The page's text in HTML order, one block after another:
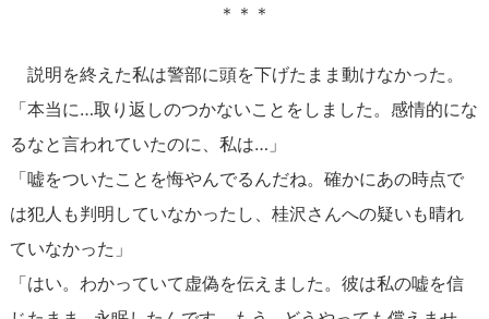
＊＊＊
説明を終えた私は警部に頭を下げたまま動けなかった。
「本当に…取り返しのつかないことをしました。感情的にな
るなと言われていたのに、私は…」
「嘘をついたことを悔やんでるんだね。確かにあの時点で
は犯人も判明していなかったし、桂沢さんへの疑いも晴れ
ていなかった」
「はい。わかっていて虚偽を伝えました。彼は私の嘘を信